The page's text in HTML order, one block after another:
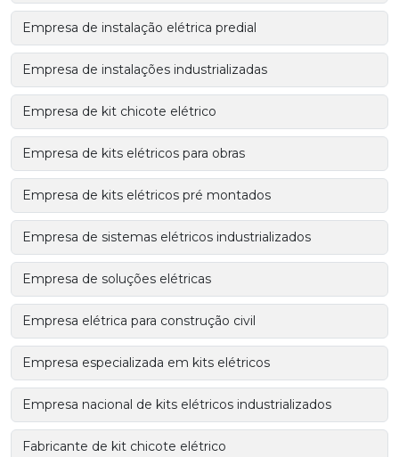
Empresa de instalação elétrica predial
Empresa de instalações industrializadas
Empresa de kit chicote elétrico
Empresa de kits elétricos para obras
Empresa de kits elétricos pré montados
Empresa de sistemas elétricos industrializados
Empresa de soluções elétricas
Empresa elétrica para construção civil
Empresa especializada em kits elétricos
Empresa nacional de kits elétricos industrializados
Fabricante de kit chicote elétrico